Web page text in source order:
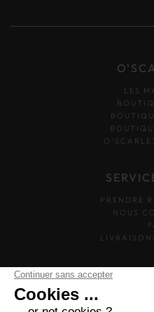
LES
PRENDRE
NOUS